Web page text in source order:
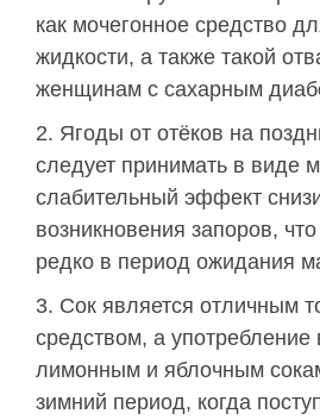
как мочегонное средство
жидкости, а также такой
женщинам с сахарным
Ягоды от отёков на
следует принимать в виде
слабительный эффект
возникновения запоров,
редко в период ожидания
Сок является отличным
средством, а употребление
лимонным и яблочным
зимний период, когда